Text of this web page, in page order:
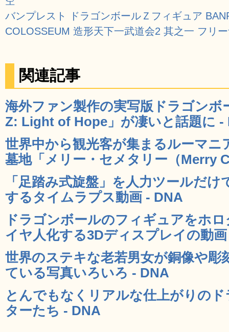
バンプレスト ドラゴンボールＺフィギュア
COLOSSEUM 造形天下一武道会2 其之一 フリ
関連記事
海外ファン製作の実写版ドラゴン
Z: Light of Hope」が凄いと話題に -
世界中から観光客が集まるルーマニ
墓地「メリー・セメタリー（Merry
「足踏み式旋盤」を人力ツールだ
するタイムラプス動画 - DNA
ドラゴンボールのフィギュアをホ
イヤ人化する3Dディスプレイの動
世界のステキな老若男女が銅像や彫
ている写真いろいろ - DNA
とんでもなくリアルな仕上がりの
ターたち - DNA